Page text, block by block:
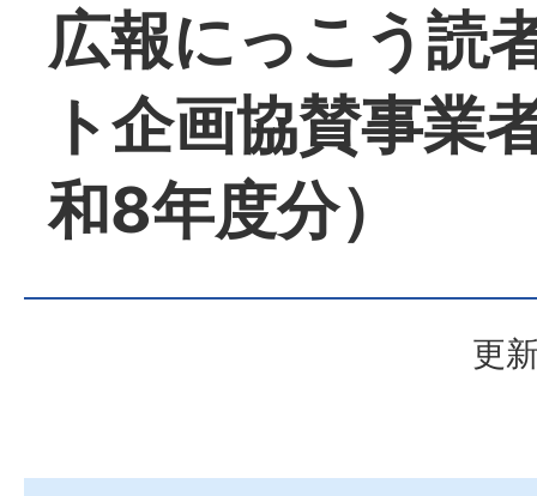
広報にっこう読
ト企画協賛事業
和8年度分）
更